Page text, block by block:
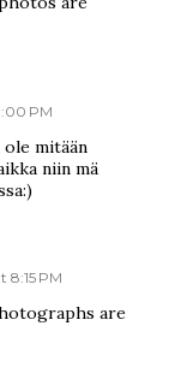
PM
mitään
niin mä
8:15 PM
are